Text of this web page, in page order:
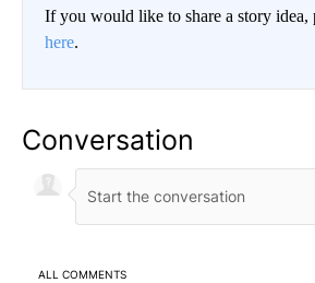
If you would like to share a story idea,
here.
Conversation
ALL COMMENTS